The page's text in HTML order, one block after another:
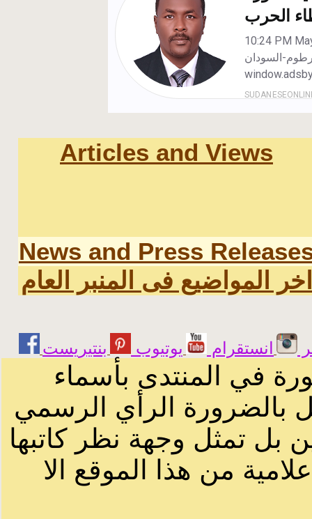
Articles and Views
News and Press
اخر المواضيع فى المنبر العام
انستقرام يوتيوب
في المنتدى بأسماء
بالضرورة الرأي الرسمي
بل تمثل وجهة نظر كاتبها
من هذا الموقع الا